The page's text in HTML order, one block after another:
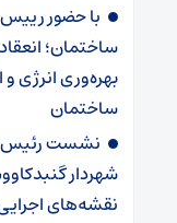
با حضور
ساختمان؛
بهره‌وری انرژی
ساختمان
نشست رئیس
شهردار
نقشه‌های